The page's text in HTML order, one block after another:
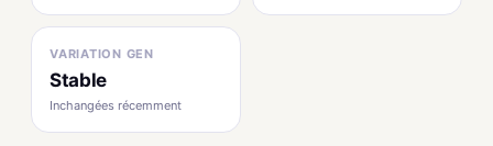
VARIATION GEN
Stable
Inchangées récemment